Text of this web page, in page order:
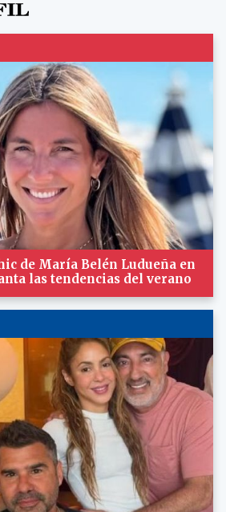
de María Belén Ludueña en
las tendencias del verano